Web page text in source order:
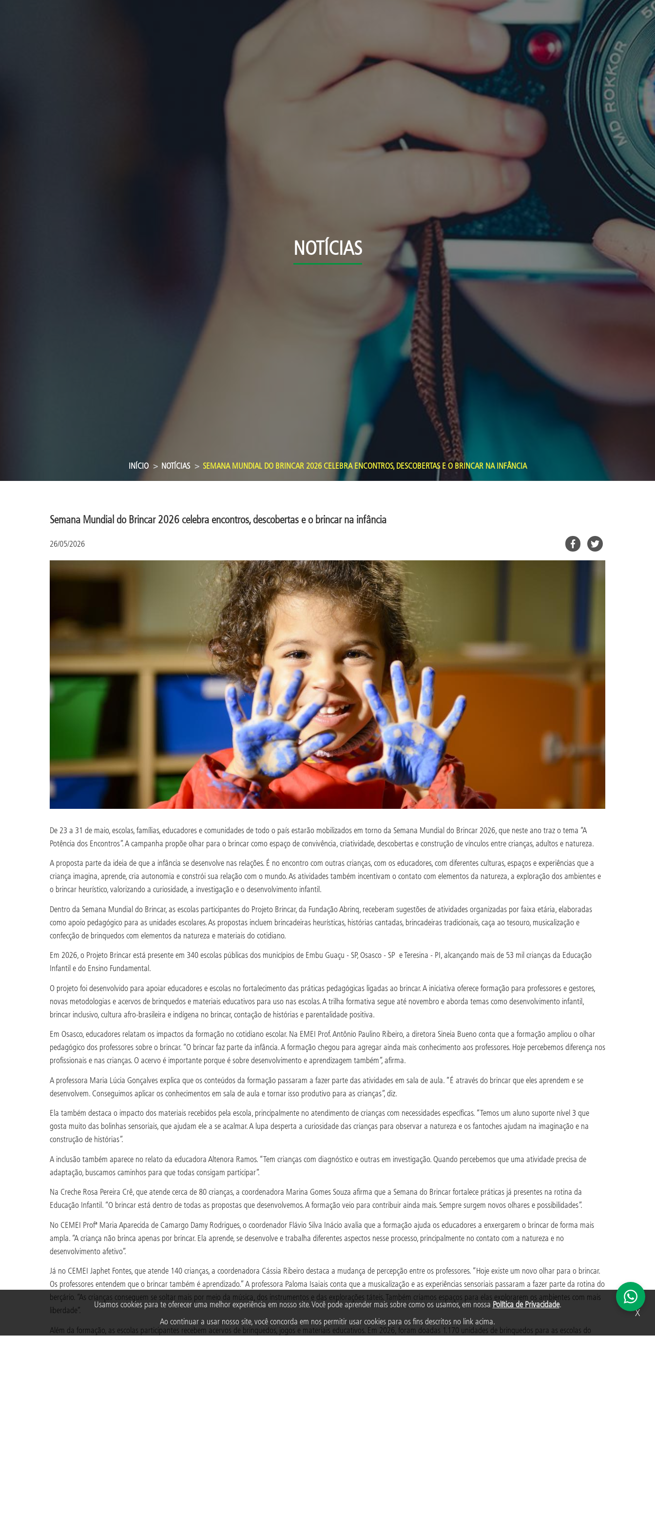
NOTÍCIAS
INÍCIO NOTÍCIAS SEMANA MUNDIAL DO BRINCAR 2026 CELEBRA ENCONTROS, DESCOBERTAS E O BRINCAR NA INFÂNCIA
Semana Mundial do Brincar 2026 celebra encontros, descobertas e o brincar na infância
Usamos cookies para te oferecer uma melhor experiência em nosso site. Você pode aprender mais sobre como os usamos, em nossa Política de Privacidade.
Ao continuar a usar nosso site, você concorda em nos permitir usar cookies para os fins descritos no link acima.
X
26/05/2026
De 23 a 31 de maio, escolas, famílias, educadores e comunidades de todo o país estarão mobilizados em torno da Semana Mundial do Brincar 2026, que neste ano traz o tema “A
Potência dos Encontros”. A campanha propõe olhar para o brincar como espaço de convivência, criatividade, descobertas e construção de vínculos entre crianças, adultos e natureza.
A proposta parte da ideia de que a infância se desenvolve nas relações. É no encontro com outras crianças, com os educadores, com diferentes culturas, espaços e experiências que a
criança imagina, aprende, cria autonomia e constrói sua relação com o mundo. As atividades também incentivam o contato com elementos da natureza, a exploração dos ambientes e
o brincar heurístico, valorizando a curiosidade, a investigação e o desenvolvimento infantil.
Dentro da Semana Mundial do Brincar, as escolas participantes do Projeto Brincar, da Fundação Abrinq, receberam sugestões de atividades organizadas por faixa etária, elaboradas
como apoio pedagógico para as unidades escolares. As propostas incluem brincadeiras heurísticas, histórias cantadas, brincadeiras tradicionais, caça ao tesouro, musicalização e
confecção de brinquedos com elementos da natureza e materiais do cotidiano.
Em 2026, o Projeto Brincar está presente em 340 escolas públicas dos municípios de Embu Guaçu - SP, Osasco - SP e Teresina - PI, alcançando mais de 53 mil crianças da Educação
Infantil e do Ensino Fundamental.
O projeto foi desenvolvido para apoiar educadores e escolas no fortalecimento das práticas pedagógicas ligadas ao brincar. A iniciativa oferece formação para professores e gestores,
novas metodologias e acervos de brinquedos e materiais educativos para uso nas escolas. A trilha formativa segue até novembro e aborda temas como desenvolvimento infantil,
brincar inclusivo, cultura afro-brasileira e indígena no brincar, contação de histórias e parentalidade positiva.
Em Osasco, educadores relatam os impactos da formação no cotidiano escolar. Na EMEI Prof. Antônio Paulino Ribeiro, a diretora Sineia Bueno conta que a formação ampliou o olhar
pedagógico dos professores sobre o brincar. “O brincar faz parte da infância. A formação chegou para agregar ainda mais conhecimento aos professores. Hoje percebemos diferença nos
profissionais e nas crianças. O acervo é importante porque é sobre desenvolvimento e aprendizagem também”, afirma.
A professora Maria Lúcia Gonçalves explica que os conteúdos da formação passaram a fazer parte das atividades em sala de aula. “É através do brincar que eles aprendem e se
desenvolvem. Conseguimos aplicar os conhecimentos em sala de aula e tornar isso produtivo para as crianças”, diz.
Ela também destaca o impacto dos materiais recebidos pela escola, principalmente no atendimento de crianças com necessidades específicas. “Temos um aluno suporte nível 3 que
gosta muito das bolinhas sensoriais, que ajudam ele a se acalmar. A lupa desperta a curiosidade das crianças para observar a natureza e os fantoches ajudam na imaginação e na
construção de histórias”.
A inclusão também aparece no relato da educadora Altenora Ramos. “Tem crianças com diagnóstico e outras em investigação. Quando percebemos que uma atividade precisa de
adaptação, buscamos caminhos para que todas consigam participar”.
Na Creche Rosa Pereira Crê, que atende cerca de 80 crianças, a coordenadora Marina Gomes Souza afirma que a Semana do Brincar fortalece práticas já presentes na rotina da
Educação Infantil. “O brincar está dentro de todas as propostas que desenvolvemos. A formação veio para contribuir ainda mais. Sempre surgem novos olhares e possibilidades”.
No CEMEI Profª Maria Aparecida de Camargo Damy Rodrigues, o coordenador Flávio Silva Inácio avalia que a formação ajuda os educadores a enxergarem o brincar de forma mais
ampla. “A criança não brinca apenas por brincar. Ela aprende, se desenvolve e trabalha diferentes aspectos nesse processo, principalmente no contato com a natureza e no
desenvolvimento afetivo”.
Já no CEMEI Japhet Fontes, que atende 140 crianças, a coordenadora Cássia Ribeiro destaca a mudança de percepção entre os professores. “Hoje existe um novo olhar para o brincar.
Os professores entendem que o brincar também é aprendizado.” A professora Paloma Isaiais conta que a musicalização e as experiências sensoriais passaram a fazer parte da rotina do
berçário. “As crianças conseguem se soltar mais por meio da música, dos instrumentos e das explorações táteis. Também criamos espaços para elas explorarem os ambientes com mais
liberdade”.
Além da formação, as escolas participantes recebem acervos de brinquedos, jogos e materiais educativos. Em 2026, foram doadas 1.170 unidades de brinquedos para as escolas do